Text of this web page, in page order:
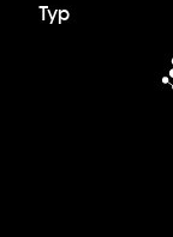
Typ